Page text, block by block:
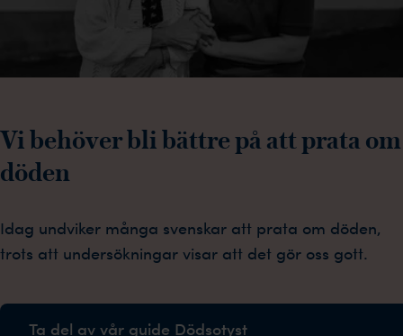
Vi behöver bli bättre på att prata om
döden
Idag undviker många svenskar att prata om döden,
trots att undersökningar visar att det gör oss gott.
Ta del av vår guide Dödsotyst